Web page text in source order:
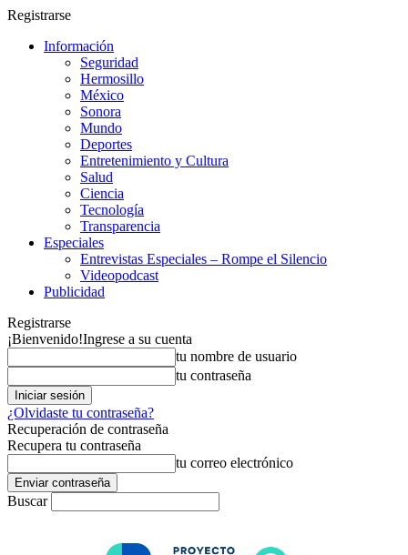
Registrarse
Información
Seguridad
Hermosillo
México
Sonora
Mundo
Deportes
Entretenimiento y Cultura
Salud
Ciencia
Tecnología
Transparencia
Especiales
Entrevistas Especiales – Rompe el Silencio
Videopodcast
Publicidad
Registrarse
¡Bienvenido!Ingrese a su cuenta
tu nombre de usuario
tu contraseña
¿Olvidaste tu contraseña?
Recuperación de contraseña
Recupera tu contraseña
tu correo electrónico
Buscar